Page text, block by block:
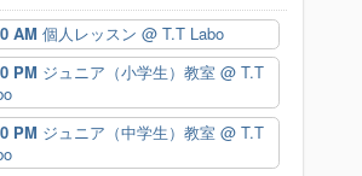
AM 個人レッスン @ T.T Labo
PM ジュニア（小学生）教室 @ T.T
PM ジュニア（中学生）教室 @ T.T